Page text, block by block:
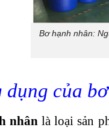
Bơ hạnh nhân:
dụng của
nhân là loại sản